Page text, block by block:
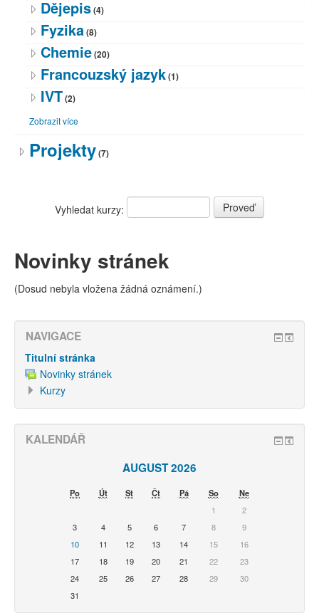
Dějepis(4)
Fyzika(8)
Chemie(20)
Francouzský jazyk(1)
IVT(2)
Zobrazit více
Projekty(7)
Vyhledat kurzy:
Novinky stránek
(Dosud nebyla vložena žádná oznámení.)
NAVIGACE
Titulní stránka
Novinky stránek
Kurzy
KALENDÁŘ
AUGUST 2026
Po Út St Čt Pá So
Ne
1
2
3
4 5 6 7 8
9
10
11 12 13 14 15
16
17
18 19 20 21 22
23
24
25 26 27 28 29
30
31